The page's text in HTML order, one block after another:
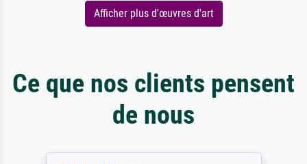
Afficher plus d'œuvres d'art
Ce que nos clients pensent
de nous